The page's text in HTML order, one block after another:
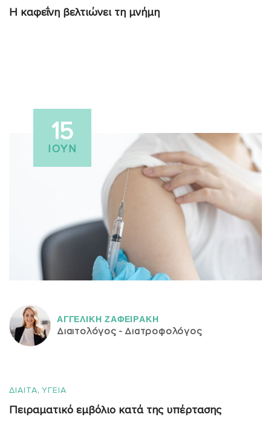
Η καφεΐνη βελτιώνει τη μνήμη
ΑΓΓΕΛΙΚH ΖΑΦΕΙΡAΚΗ
Διαιτολόγος - Διατροφολόγος
15
ΙΟΎΝ
ΔΙΑΙΤΑ, ΥΓΕΙΑ
Πειραματικό εμβόλιο κατά της υπέρτασης